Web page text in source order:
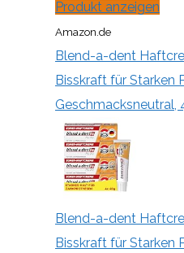
Produkt anzeigen
Amazon.de
Blend-a-dent
Bisskraft für Starken
Geschmacksneutral,
Blend-a-dent
Bisskraft für Starken